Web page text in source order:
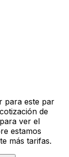
para este par
de
ver el
estamos
más tarifas.